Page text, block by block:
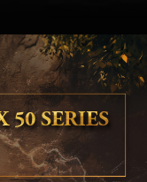
50 SERIES